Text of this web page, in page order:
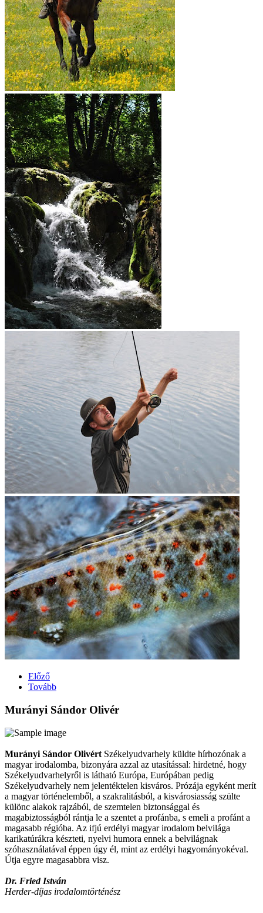
Előző
Tovább
Murányi Sándor Olivér
Murányi Sándor Olivért Székelyudvarhely küldte hírhozónak a
magyar irodalomba, bizonyára azzal az utasítással: hirdetné, hogy
Székelyudvarhelyről is látható Európa, Európában pedig
Székelyudvarhely nem jelentéktelen kisváros. Prózája egyként merít
a magyar történelemből, a szakralitásból, a kisvárosiasság szülte
különc alakok rajzából, de szemtelen biztonsággal és
magabiztosságból rántja le a szentet a profánba, s emeli a profánt a
magasabb régióba. Az ifjú erdélyi magyar irodalom belvilága
karikatúrákra készteti, nyelvi humora ennek a belvilágnak
szóhasználatával éppen úgy él, mint az erdélyi hagyományokéval.
Útja egyre magasabbra visz.
Dr. Fried István
Herder-díjas irodalomtörténész